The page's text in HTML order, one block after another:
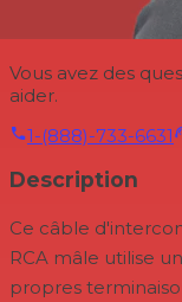
Vous avez des
aider.
1-(888)-733-6631
Description
Ce câble
RCA mâle utilise
propres